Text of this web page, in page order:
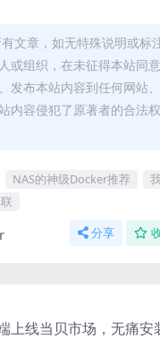
文章，如无特殊说明或标
或组织，在未征得本站同
发布本站内容到任何网站
内容侵犯了原著者的合法
NAS的神级Docker推荐
分享
上线当贝市场，无痛安